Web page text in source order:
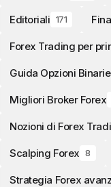
Editoriali 171
Forex Trading per
Guida Opzioni Binarie
Migliori Broker Forex
Nozioni di Forex
Scalping Forex 8
Strategia Forex